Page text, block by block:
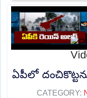
ఏపీలో
CATEGORY: